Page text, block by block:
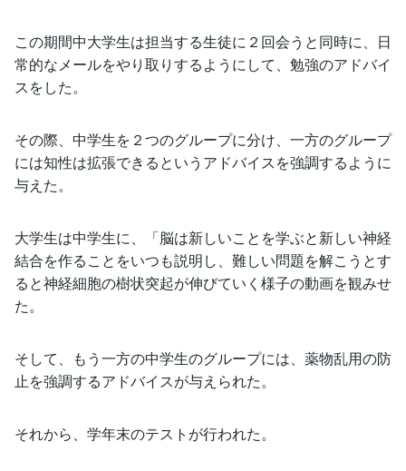
この期間中大学生は担当する生徒に２回会うと同時に、日
常的なメールをやり取りするようにして、勉強のアドバイ
スをした。
その際、中学生を２つのグループに分け、一方のグループ
には知性は拡張できるというアドバイスを強調するように
与えた。
大学生は中学生に、「脳は新しいことを学ぶと新しい神経
結合を作ることをいつも説明し、難しい問題を解こうとす
ると神経細胞の樹状突起が伸びていく様子の動画を観みせ
た。
そして、もう一方の中学生のグループには、薬物乱用の防
止を強調するアドバイスが与えられた。
それから、学年末のテストが行われた。